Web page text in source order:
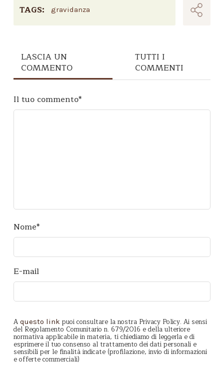
TAGS: gravidanza
LASCIA UN
COMMENTO
TUTTI I
COMMENTI
Nome*
E-mail
Il tuo commento*
A questo link puoi consultare la nostra Privacy Policy. Ai sensi
del Regolamento Comunitario n. 679/2016 e della ulteriore
normativa applicabile in materia, ti chiediamo di leggerla e di
esprimere il tuo consenso al trattamento dei dati personali e
sensibili per le finalità indicate (profilazione, invio di informazioni
e offerte commerciali)